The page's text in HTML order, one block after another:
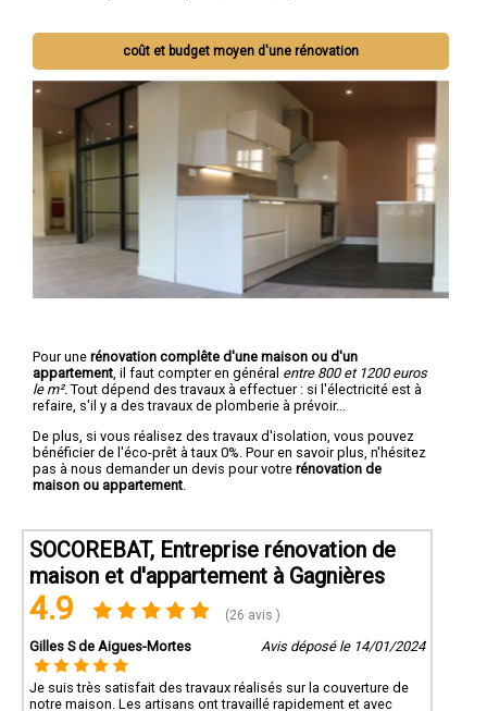
coût et budget moyen d'une rénovation
Pour une rénovation complête d'une maison ou d'un
appartement , il faut compter en général entre 800 et 1200 euros
le m². Tout dépend des travaux à effectuer : si l'électricité est à
refaire, s'il y a des travaux de plomberie à prévoir...
De plus, si vous réalisez des travaux d'isolation, vous pouvez
bénéficier de l'éco-prêt à taux 0%. Pour en savoir plus, n'hésitez
pas à nous demander un devis pour votre rénovation de
maison ou appartement
SOCOREBAT, Entreprise rénovation de
maison et d'appartement à Gagnières
4.9 (26 avis )
Gilles S de Aigues-Mortes Avis déposé le 14/01/2024
Je suis très satisfait des travaux réalisés sur la couverture de
notre maison. Les artisans ont travaillé rapidement et avec